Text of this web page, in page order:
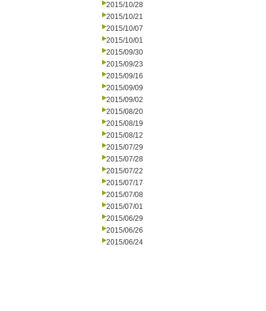
2015/10/28
2015/10/21
2015/10/07
2015/10/01
2015/09/30
2015/09/23
2015/09/16
2015/09/09
2015/09/02
2015/08/20
2015/08/19
2015/08/12
2015/07/29
2015/07/28
2015/07/22
2015/07/17
2015/07/08
2015/07/01
2015/06/29
2015/06/26
2015/06/24